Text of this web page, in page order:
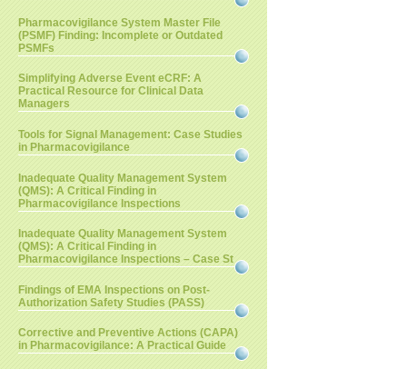
Pharmacovigilance System Master File
(PSMF) Finding: Incomplete or Outdated
PSMFs
Simplifying Adverse Event eCRF: A
Practical Resource for Clinical Data
Managers
Tools for Signal Management: Case Studies
in Pharmacovigilance
Inadequate Quality Management System
(QMS): A Critical Finding in
Pharmacovigilance Inspections
Inadequate Quality Management System
(QMS): A Critical Finding in
Pharmacovigilance Inspections – Case St
Findings of EMA Inspections on Post-
Authorization Safety Studies (PASS)
Corrective and Preventive Actions (CAPA)
in Pharmacovigilance: A Practical Guide